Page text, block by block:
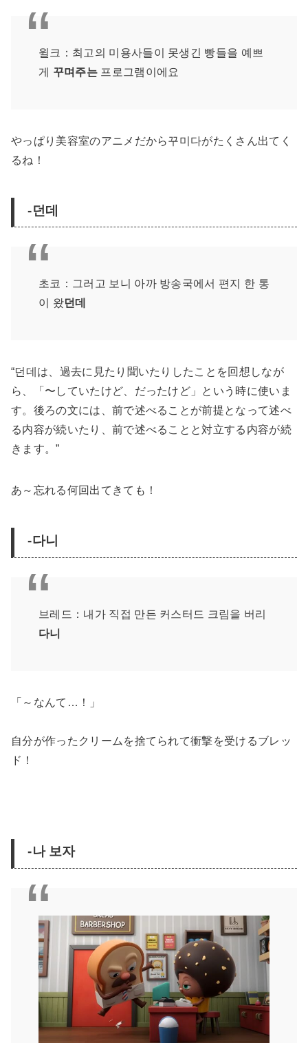
윌크：최고의 미용사들이 못생긴 빵들을 예쁘
게 꾸며주는프로그램이에요
やっぱり美容室のアニメだから꾸미다がたくさん出てく
るね！
-던데
초코：그러고 보니 아까 방송국에서 편지 한 통
이 왔던데
“던데は、過去に見たり聞いたりしたことを回想しなが
ら、「〜していたけど、だったけど」という時に使いま
す。後ろの文には、前で述べることが前提となって述べ
る内容が続いたり、前で述べることと対立する内容が続
きます。”
あ～忘れる何回出てきても！
-다니
브레드：내가 직접 만든 커스터드 크림을 버리
다니
「～なんて…！」
自分が作ったクリームを捨てられて衝撃を受けるブレッ
ド！
-나 보자